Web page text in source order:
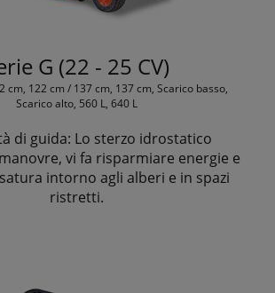
G (22 - 25 CV)
cm, 122 cm / 137 cm, 137 cm, Scarico basso,
Scarico alto, 560 L, 640 L
di guida: Lo sterzo idrostatico
vi fa risparmiare energie e
intorno agli alberi e in spazi
ristretti.